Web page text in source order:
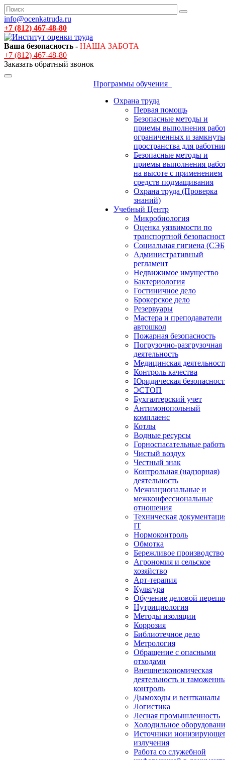
info@ocenkatruda.ru
+7 (812) 467-48-80
Ваша безопасность - НАША ЗАБОТА
+7 (812) 467-48-80
Заказать обратный звонок
Программы обучения
Охрана труда
Первая помощь
Безопасные методы и
приемы выполнения
ограниченных и
пространства для
Безопасные методы и
приемы выполнения
на высоте с применением
средств подмащивания
Охрана труда (Проверка
знаний)
Учебный Центр
Микробиология
Оценка уязвимости по
транспортной
Социальная гигиена
Административный
регламент
Недвижимое имущество
Бактериология
Гостиничное дело
Брокерское дело
Резервуары
Мастера и преподаватели
автошкол
Пожарная безопасность
Погрузочно-разгрузочная
деятельность
Медицинская
Контроль качества
Юридическая
ЭСТОП
Бухгалтерский учет
Антимонопольный
комплаенс
Котлы
Водные ресурсы
Горноспасательные
Чистый воздух
Честный знак
Контрольная (надзорная)
деятельность
Межнациональные и
межконфессиональные
отношения
Техническая
IT
Нормоконтроль
Обмотка
Бережливое производство
Агрономия и сельское
хозяйство
Арт-терапия
Культура
Обучение деловой
Нутрициология
Методы изоляции
Коррозия
Библиотечное дело
Метрология
Обращение с опасными
отходами
Внешнеэкономическая
деятельность и
контроль
Дымоходы и вентканалы
Логистика
Лесная промышленность
Холодильное
Источники
излучения
Работа со служебной